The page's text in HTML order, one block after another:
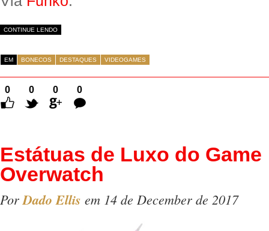
CONTINUE LENDO
EM BONECOS DESTAQUES VIDEOGAMES
0 0 0
0
Comentários
Estátuas de Luxo do Game
Overwatch
PorDado Ellis em 14 de December de 2017